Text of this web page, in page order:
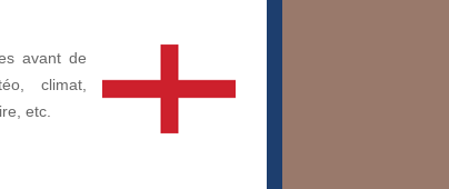
avant de
climat,
etc.